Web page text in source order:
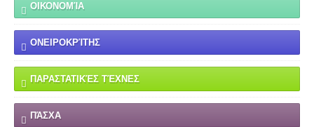
ΟΙΚΟΝΟΜΊΑ
ΟΝΕΙΡΟΚΡΊΤΗΣ
ΠΑΡΑΣΤΑΤΙΚΈΣ ΤΈΧΝΕΣ
ΠΆΣΧΑ